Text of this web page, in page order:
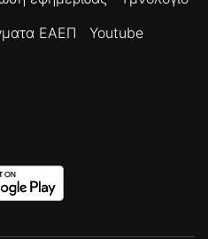
ΕΑΕΠ
Youtube